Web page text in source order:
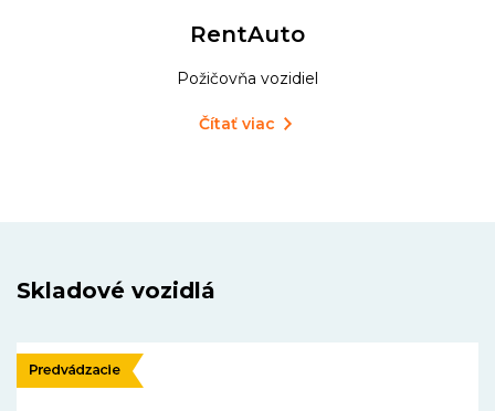
RentAuto
Požičovňa vozidiel
Čítať viac
Skladové vozidlá